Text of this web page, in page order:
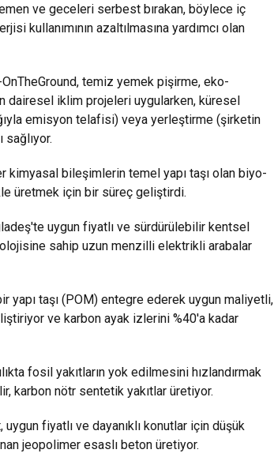
ve geceleri serbest bırakan, böylece iç
kullanımının azaltılmasına yardımcı olan
temiz yemek pişirme, eko-
dairesel iklim projeleri uygularken, küresel
emisyon telafisi) veya yerleştirme (şirketin
kimyasal bileşimlerin temel yapı taşı olan biyo-
üretmek için bir süreç geliştirdi.
uygun fiyatlı ve sürdürülebilir kentsel
sahip uzun menzilli elektrikli arabalar
taşı (POM) entegre ederek uygun maliyetli,
ve karbon ayak izlerini %40'a kadar
fosil yakıtların yok edilmesini hızlandırmak
karbon nötr sentetik yakıtlar üretiyor.
fiyatlı ve dayanıklı konutlar için düşük
jeopolimer esaslı beton üretiyor.